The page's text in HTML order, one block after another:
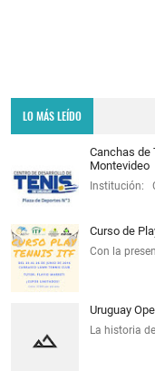
LO MÁS LEÍDO
Canchas de
Montevideo
Institución:
Curso de
Con la
Uruguay
La historia